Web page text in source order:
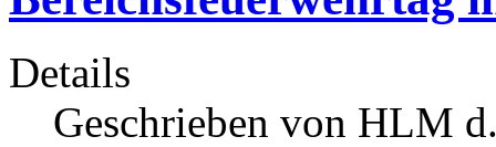
Details
Geschrieben von HLM